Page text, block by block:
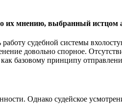
их мнению, выбранный
судебной системы
довольно спорное.
базовому принципу
Однако судейское